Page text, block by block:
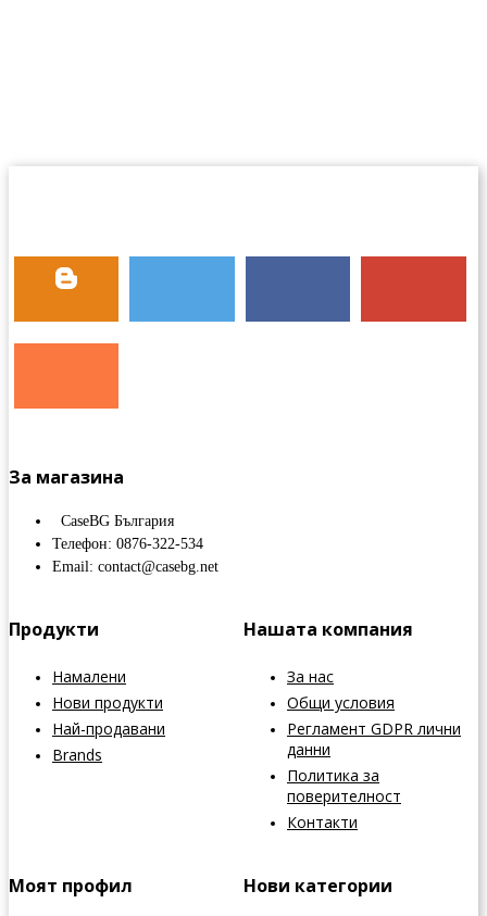
За магазина
CaseBG България
Телефон: 0876-322-534
Email: contact@casebg.net
Продукти
Намалени
Нови продукти
Най-продавани
Brands
Нашата компания
За нас
Общи условия
Регламент GDPR лични
данни
Политика за
поверителност
Контакти
Моят профил Нови категории